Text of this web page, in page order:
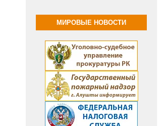
МИРОВЫЕ НОВОСТИ